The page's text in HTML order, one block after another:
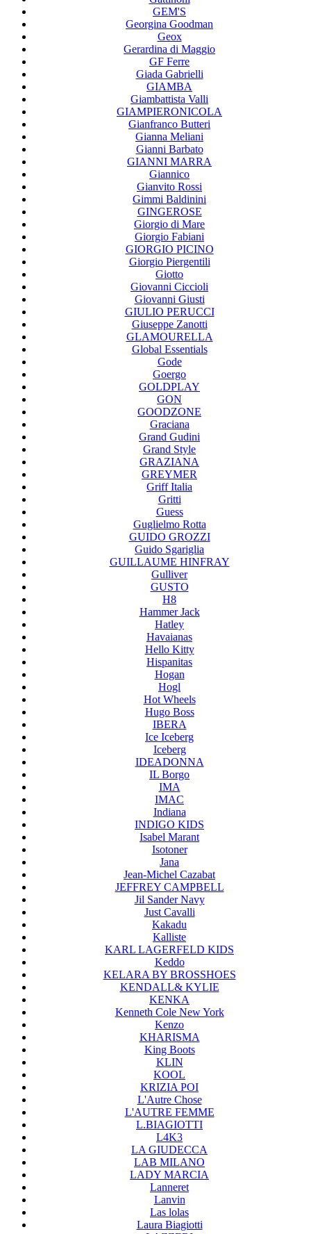
GEM'S
Georgina Goodman
Geox
Gerardina di Maggio
GF Ferre
Giada Gabrielli
GIAMBA
Giambattista Valli
GIAMPIERONICOLA
Gianfranco Butteri
Gianna Meliani
Gianni Barbato
GIANNI MARRA
Giannico
Gianvito Rossi
Gimmi Baldinini
GINGEROSE
Giorgio di Mare
Giorgio Fabiani
GIORGIO PICINO
Giorgio Piergentili
Giotto
Giovanni Ciccioli
Giovanni Giusti
GIULIO PERUCCI
Giuseppe Zanotti
GLAMOURELLA
Global Essentials
Gode
Goergo
GOLDPLAY
GON
GOODZONE
Graciana
Grand Gudini
Grand Style
GRAZIANA
GREYMER
Griff Italia
Gritti
Guess
Guglielmo Rotta
GUIDO GROZZI
Guido Sgariglia
GUILLAUME HINFRAY
Gulliver
GUSTO
H8
Hammer Jack
Hatley
Havaianas
Hello Kitty
Hispanitas
Hogan
Hogl
Hot Wheels
Hugo Boss
IBERA
Ice Iceberg
Iceberg
IDEADONNA
IL Borgo
IMA
IMAC
Indiana
INDIGO KIDS
Isabel Marant
Isotoner
Jana
Jean-Michel Cazabat
JEFFREY CAMPBELL
Jil Sander Navy
Just Cavalli
Kakadu
Kalliste
KARL LAGERFELD KIDS
Keddo
KELARA BY BROSSHOES
KENDALL& KYLIE
KENKA
Kenneth Cole New York
Kenzo
KHARISMA
King Boots
KLIN
KOOL
KRIZIA POI
L'Autre Chose
L'AUTRE FEMME
L.BIAGIOTTI
L4K3
LA GIUDECCA
LAB MILANO
LADY MARCIA
Lanneret
Lanvin
Las lolas
Laura Biagiotti